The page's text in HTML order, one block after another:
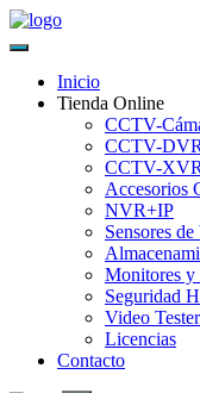
Inicio
Tienda Online
CCTV-
CCTV-DVR
CCTV-XVR
Accesorios
NVR+IP
Sensores
Monitores y
Seguridad
Video
Licencias
Contacto